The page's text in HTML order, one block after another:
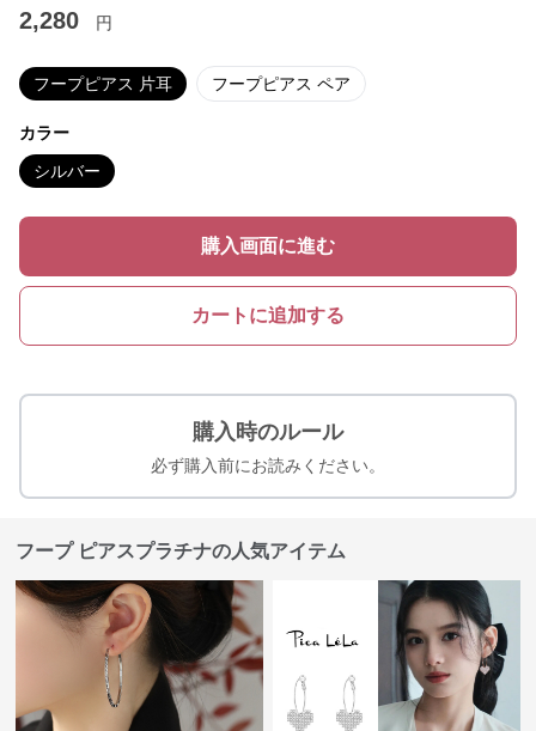
2,280 円
フープピアス 片耳 フープピアス ペア
カラー
シルバー
購入画面に進む
カートに追加する
購入時のルール
必ず購入前にお読みください。
フープ ピアスプラチナの人気アイテム